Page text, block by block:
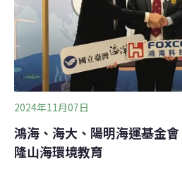
洋生態議題的環評專家，不過因
陳述意見。陳昭倫指出，台電環
誤百出」，調查中竟有大西洋的
2024年11月07日
鴻海、海大、陽明海運基金
隆山海環境教育